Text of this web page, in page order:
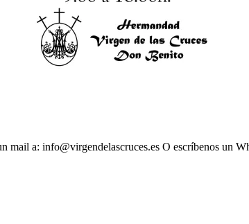
mail a: info@virgendelascruces.es O escríbenos un